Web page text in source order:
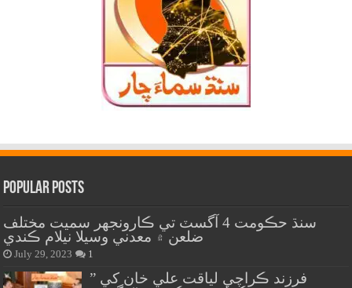
Popular Posts
سنڌ حڪومت 4 آگسٽ تي ڪارونجهر سميت مختلف
ضلعن ۾ معدني وسيلا نيلام ڪندي
July 29, 2023 1
” فرزند ڪراچي لياقت علي خان کي